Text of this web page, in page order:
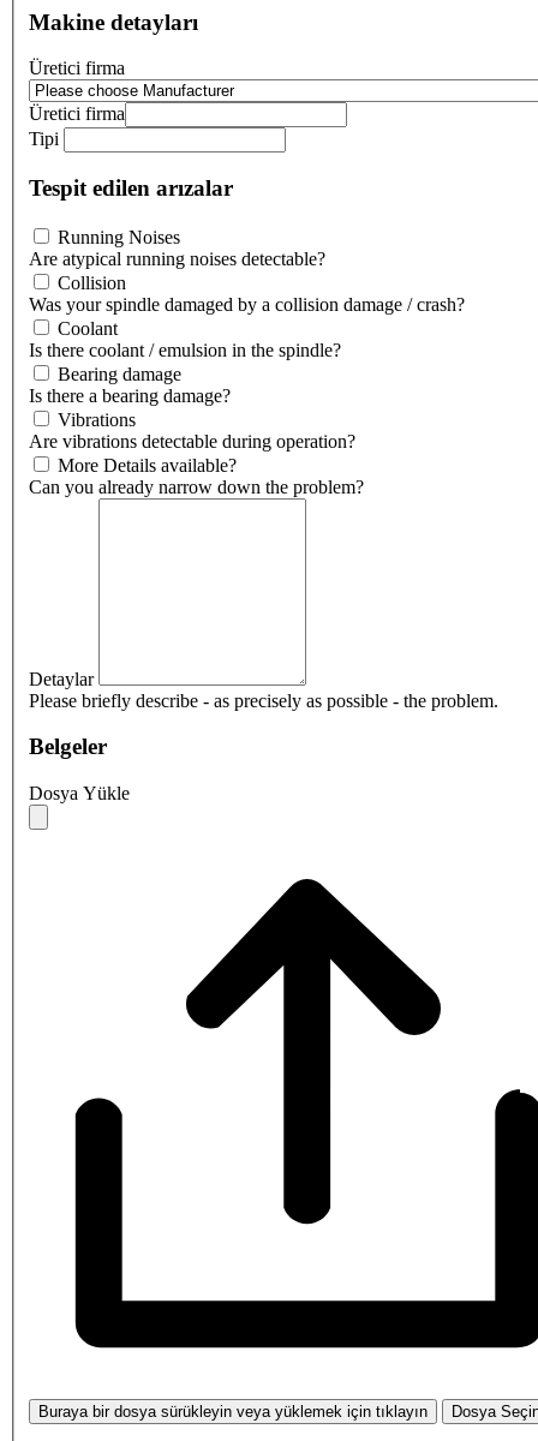
Makine detayları
Üretici firma
Üretici firma
Tipi
Tespit edilen arızalar
Running Noises
Are atypical running noises detectable?
Collision
Was your spindle damaged by a collision damage / crash?
Coolant
Is there coolant / emulsion in the spindle?
Bearing damage
Is there a bearing damage?
Vibrations
Are vibrations detectable during operation?
More Details available?
Can you already narrow down the problem?
Detaylar
Please briefly describe - as precisely as possible - the problem.
Belgeler
Dosya Yükle
Buraya bir dosya sürükleyin veya yüklemek için tıklayın Dosya